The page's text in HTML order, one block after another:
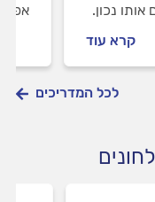
נכון.
קרא עוד
לכל המדריכים